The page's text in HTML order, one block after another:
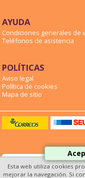
AYUDA
Condiciones generales de
Teléfonos de asistencia
POLÍTICAS
Aviso legal
Política de cookies
Mapa de sitio
Esta web utiliza cookies
mejorar la navegación. Si